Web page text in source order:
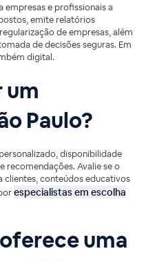
e profissionais a
emite relatórios
de empresas, além
de decisões seguras. Em
digital.
um
Paulo?
disponibilidade
recomendações. Avalie se o
clientes, conteúdos educativos
especialistas em escolha
uma